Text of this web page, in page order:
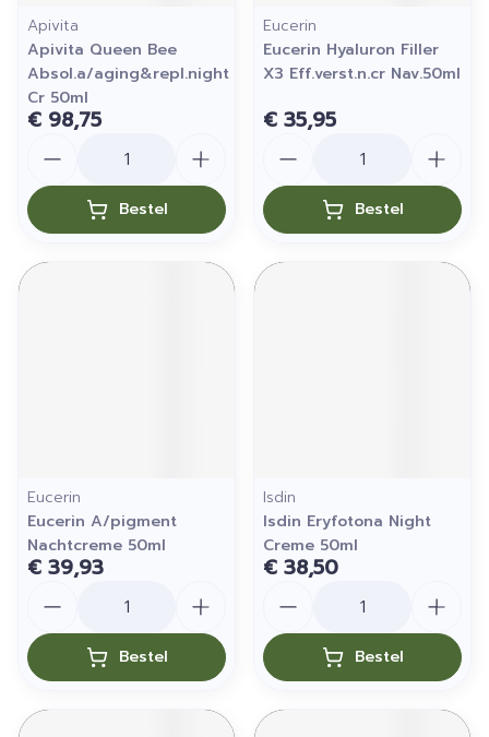
Apivita
Apivita Queen Bee
Absol.a/aging&repl.night
Cr 50ml
€ 98,75
Bestel
Eucerin
Eucerin Hyaluron Filler
X3 Eff.verst.n.cr Nav.50ml
€ 35,95
Bestel
Eucerin
Eucerin A/pigment
Nachtcreme 50ml
€ 39,93
Bestel
Isdin
Isdin Eryfotona Night
Creme 50ml
€ 38,50
Bestel